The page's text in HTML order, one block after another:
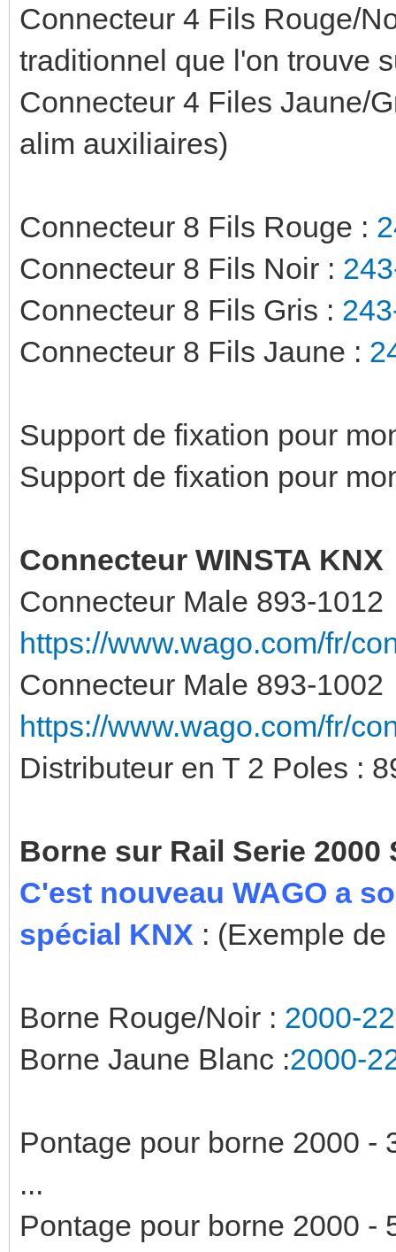
Connecteur 4 Fils Rouge/
traditionnel que l'on trouve
Connecteur 4 Files Jaune/
alim auxiliaires)
Connecteur 8 Fils Rouge :
Connecteur 8 Fils Noir :
Connecteur 8 Fils Gris :
Connecteur 8 Fils Jaune :
Support de fixation pour
Support de fixation pour
Connecteur WINSTA KNX
Connecteur Male 893-1012
https://www.wago.com/fr/
Connecteur Male 893-1002
https://www.wago.com/fr/
Distributeur en T 2 Poles :
Borne sur Rail Serie 2000
C'est nouveau WAGO a
spécial KNX : (Exemple
Borne Rouge/Noir : 2000-
Borne Jaune Blanc :2000-
Pontage pour borne 2000 -
...
Pontage pour borne 2000 -